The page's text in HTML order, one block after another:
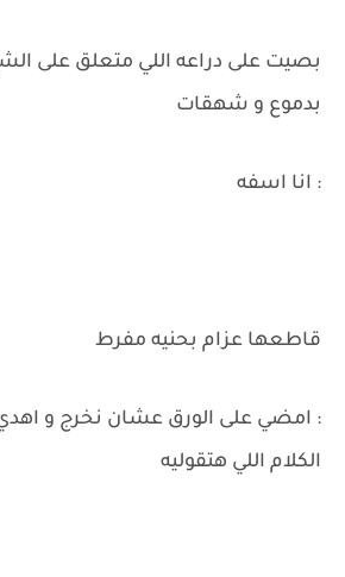
بصيت على دراعه اللي متعلق على
بدموع و شهقات
: انا اسفه
قاطعها عزام بحنيه مفرط
: امضي على الورق عشان نخرج و
الكلام اللي هتقوليه